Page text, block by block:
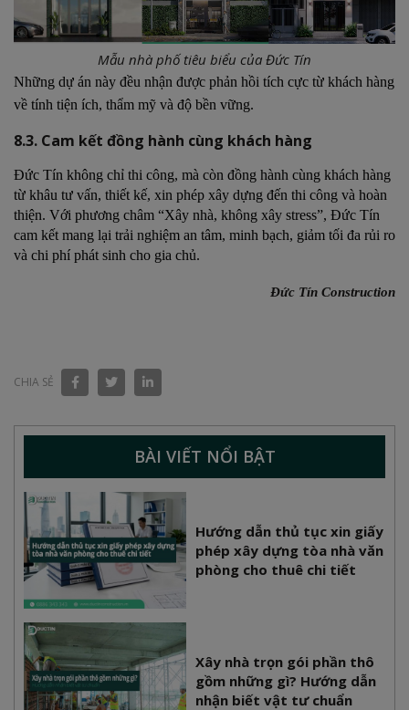
Mẫu nhà phố tiêu biểu của Đức Tín
Những dự án này đều nhận được phản hồi tích cực từ khách hàng
về tính tiện ích, thẩm mỹ và độ bền vững.
8.3. Cam kết đồng hành cùng khách hàng
Đức Tín không chỉ thi công, mà còn đồng hành cùng khách hàng
từ khâu tư vấn, thiết kế, xin phép xây dựng đến thi công và hoàn
thiện. Với phương châm “Xây nhà, không xây stress”, Đức Tín
cam kết mang lại trải nghiệm an tâm, minh bạch, giảm tối đa rủi ro
và chi phí phát sinh cho gia chủ.
Đức Tín Construction
CHIA SẺ
BÀI VIẾT NỔI BẬT
Hướng dẫn thủ tục xin giấy
phép xây dựng tòa nhà văn
phòng cho thuê chi tiết
Xây nhà trọn gói phần thô
gồm những gì? Hướng dẫn
nhận biết vật tư chuẩn